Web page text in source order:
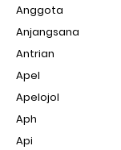
Anggota
Anjangsana
Antrian
Apel
Apelojol
Aph
Api